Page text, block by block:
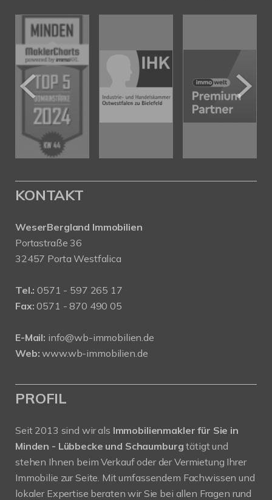
KONTAKT
WeserBergland Immobilien
Portastraße 36
32457 Porta Westfalica
Tel.: 0571 - 597 265 17
Fax: 0571 - 870 490 05
E-Mail: info@wb-immobilien.de
Web: www.wb-immobilien.de
PROFIL
Seit 2013 sind wir als Immobilienmakler für Sie in
Minden - Lübbecke und Schaumburgtätigt und
stehen Ihnen beim Verkauf oder der Vermietung Ihrer
Immobilie zur Seite. Mit umfassendem Fachwissen und
lokaler Expertise beraten wir Sie bei allen Fragen rund